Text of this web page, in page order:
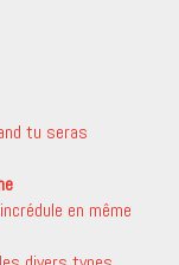
tu seras
en même